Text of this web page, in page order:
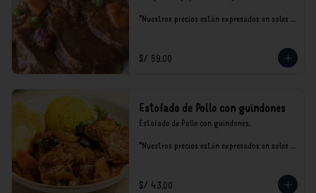
*Nuestros precios están expresados en soles e
S/ 59.00
Estofado de Pollo con guindones
Estofado de Pollo con guindones.
*Nuestros precios están expresados en soles e
S/ 43.00